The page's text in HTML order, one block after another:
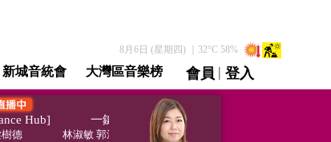
8月6日 (星期四) ｜ 32°C 58%
新城音統會 大灣區音樂榜 會員 | 登入
直播 / 重溫
Hub] 一鍵理財 [Smart Finance Hub]
林淑敏 郭鴻徽 梁樹德